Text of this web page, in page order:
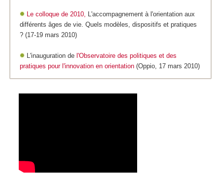
Le colloque de 2010,
L'accompagnement à l'orientation aux
différents âges de vie. Quels modèles, dispositifs et pratiques
? (17-19 mars 2010)
L'inauguration de l'Observatoire des politiques et des
pratiques pour l'innovation en orientation (Oppio, 17 mars 2010)